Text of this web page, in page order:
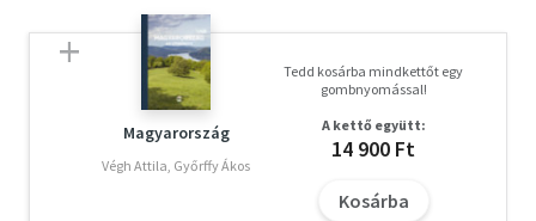
Magyarország
Végh Attila, Győrffy Ákos
Tedd kosárba mindkettőt egy
gombnyomással!
A kettő együtt:
14 900 Ft
Kosárba